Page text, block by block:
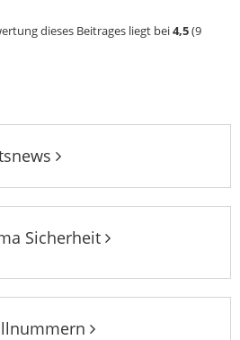
dieses Beitrages liegt bei4,5(9
Sicherheit